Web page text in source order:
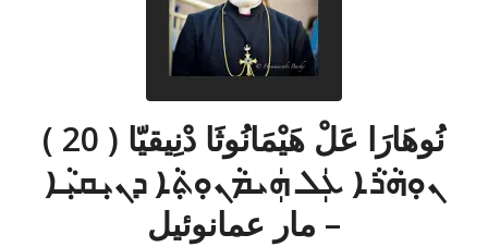
نُوهَارَا عَلْ هَيْمَانُوثَا دْنِيقيّا ( 20 )
ܢܘܼܗܵܪܵܐ ܥܲܠ ܗܲܝܡܵܢܘܼܬ݂ܵܐ ܕܢܝܼܩܝܼܵܐ
– مار عمانوئيل